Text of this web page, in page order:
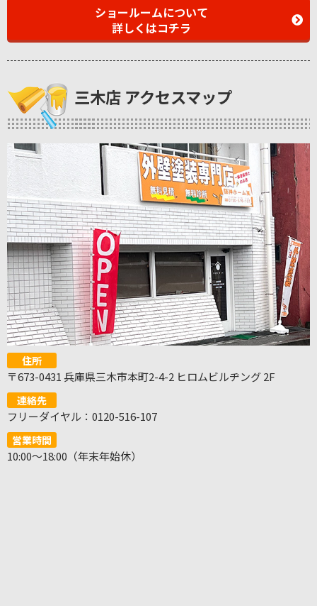
ショールームについて
詳しくはコチラ
三木店 アクセスマップ
住所
〒673-0431 兵庫県三木市本町2-4-2 ヒロムビルヂング 2F
連絡先
フリーダイヤル：0120-516-107
営業時間
10:00～18:00（年末年始休）